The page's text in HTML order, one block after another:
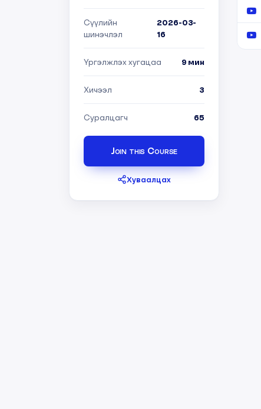
Сүүлийн
шинэчлэл
2026-03-
16
Үргэлжлэх хугацаа 9 мин
Хичээл 3
Суралцагч 65
Join this Course
Хуваалцах